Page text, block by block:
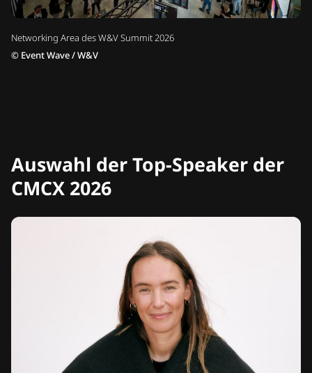
Networking Area des W&V Summit 2026
© Event Wave / W&V
Auswahl der Top-Speaker der
CMCX 2026